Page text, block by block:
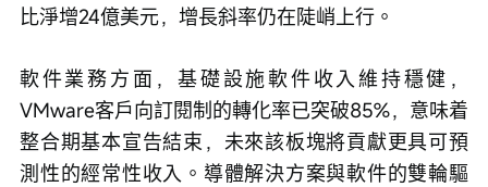
比淨增24億美元，增長斜率仍在陡峭上行。
軟件業務方面，基礎設施軟件收入維持穩健，
VMware客戶向訂閱制的轉化率已突破85%，意味着
整合期基本宣告結束，未來該板塊將貢獻更具可預
測性的經常性收入。導體解決方案與軟件的雙輪驅